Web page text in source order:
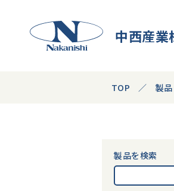
中西産業
TOP 製品
製品を検索